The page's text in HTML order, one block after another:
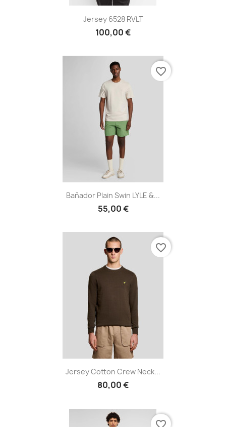
Jersey 6528 RVLT
100,00 €
Bañador Plain Swin LYLE &...
55,00 €
favorite_border
Jersey Cotton Crew Neck...
80,00 €
favorite_border
favorite_border